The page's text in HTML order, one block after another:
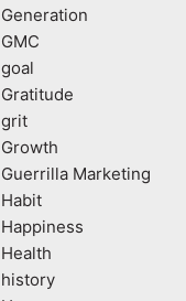
Generation
GMC
goal
Gratitude
grit
Growth
Guerrilla Marketing
Habit
Happiness
Health
history